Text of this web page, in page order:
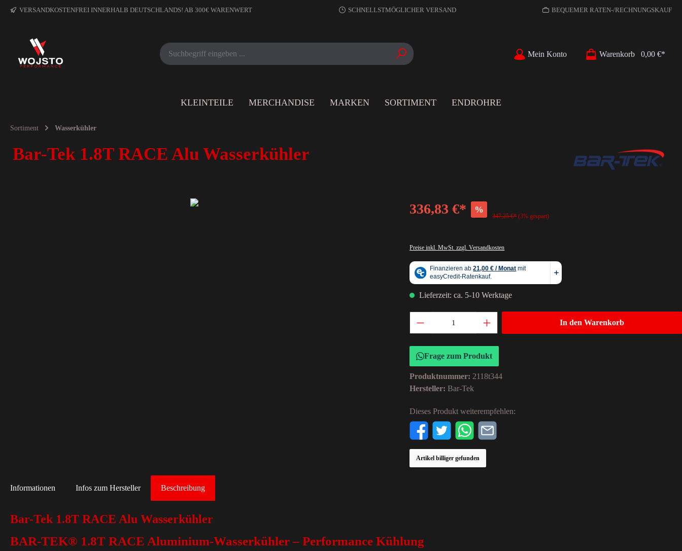
VERSANDKOSTENFREI INNERHALB DEUTSCHLANDS! AB 300€ WARENWERT SCHNELLSTMÖGLICHER VERSAND BEQUEMER RATEN-/RECHNUNGSKAUF
Mein Konto Warenkorb 0,00 €*
KLEINTEILE MERCHANDISE MARKEN SORTIMENT ENDROHRE
Sortiment Wasserkühler
Bar-Tek 1.8T RACE Alu Wasserkühler
336,83 €* %
347,25 €* (3% gespart)
Preise inkl. MwSt. zzgl. Versandkosten
Lieferzeit: ca. 5-10 Werktage
In den Warenkorb
Frage zum Produkt
Produktnummer: 2118t344
Hersteller:Bar-Tek
Dieses Produkt weiterempfehlen:
Artikel billiger gefunden
Beschreibung
Informationen Infos zum Hersteller
Bar-Tek 1.8T RACE Alu Wasserkühler
BAR-TEK® 1.8T RACE Aluminium-Wasserkühler – Performance Kühlung